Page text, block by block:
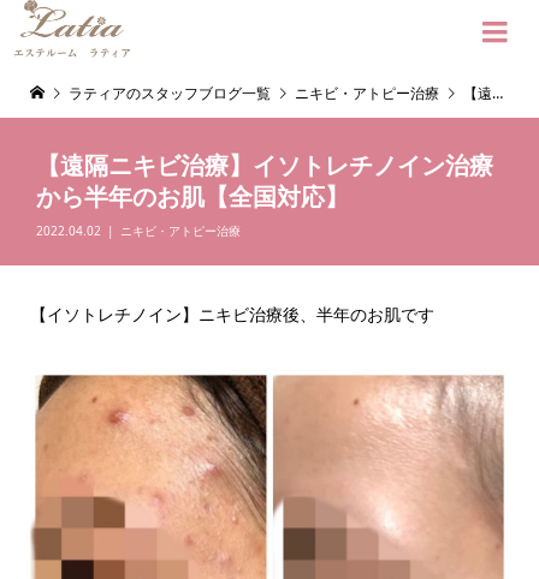

ラティアのスタッフブログ一覧 ニキビ・アトピー治療 【遠隔ニキビ治療】イソトレチノイン治療から半年のお肌【全国対応】
【遠隔ニキビ治療】イソトレチノイン治療
から半年のお肌【全国対応】
2022.04.02 ニキビ・アトピー治療
【イソトレチノイン】ニキビ治療後、半年のお肌です